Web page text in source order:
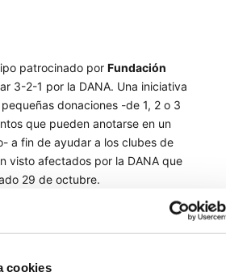
cookies
patrocinado por Fundación
3-2-1 por la DANA. Una iniciativa
donaciones -de 1, 2 o 3
que pueden anotarse en un
a fin de ayudar a los clubes de
visto afectados por la DANA que
29 de octubre.
entre el 15 de noviembre y el
de la página web del Clubo en